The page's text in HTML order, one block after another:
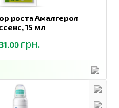
роста Амалгерол
15 мл
31.00 грн.